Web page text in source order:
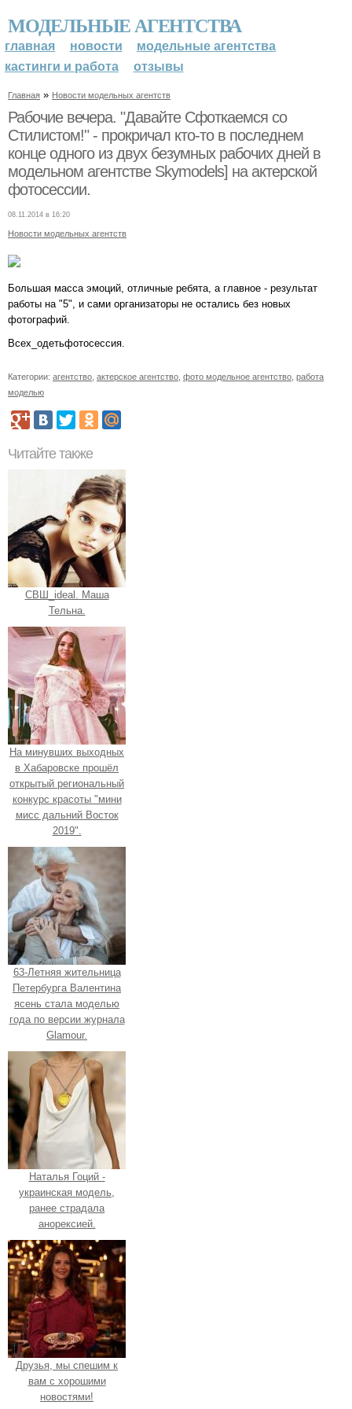
МОДЕЛЬНЫЕ АГЕНТСТВА
главная новости
модельные агентства
кастинги и работа
отзывы
Главная » Новости модельных агентств
Рабочие вечера. "Давайте Сфоткаемся со
Стилистом!" - прокричал кто-то в последнем
конце одного из двух безумных рабочих дней в
модельном агентстве Skymodels] на актерской
фотосессии.
08.11.2014 в 16:20
Новости модельных агентств
Большая масса эмоций, отличные ребята, а главное - результат
работы на "5", и сами организаторы не остались без новых
фотографий.
Всех_одетьфотосессия.
Категории: агентство актерское агентство фото модельное агентство работа
моделью
Читайте также
СВШ_ideal. Маша
Тельна.
На минувших выходных
в Хабаровске прошёл
открытый региональный
конкурс красоты "мини
мисс дальний Восток
2019".
63-Летняя жительница
Петербурга Валентина
ясень стала моделью
года по версии журнала
Glamour.
Наталья Гоций -
украинская модель,
ранее страдала
анорексией.
Друзья, мы спешим к
вам с хорошими
новостями!